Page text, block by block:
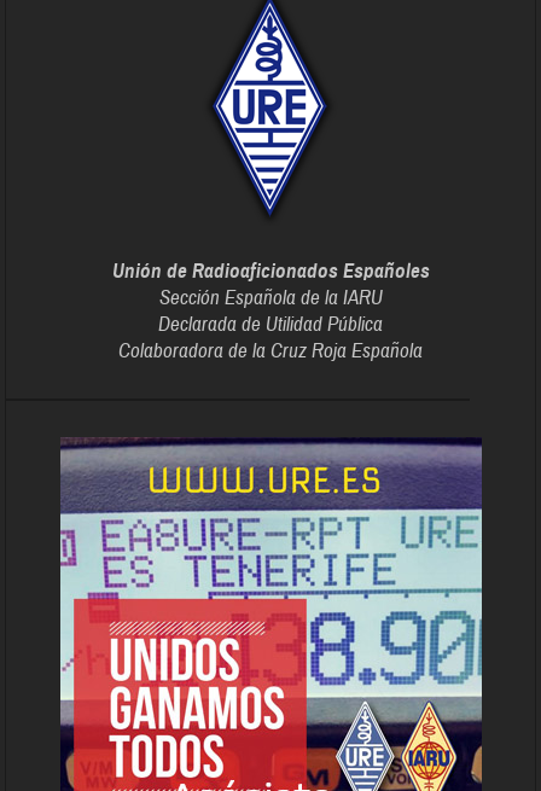
Unión de Radioaficionados Españoles
Sección Española de la IARU
Declarada de Utilidad Pública
Colaboradora de la Cruz Roja Española